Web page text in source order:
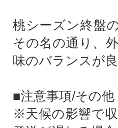
桃シーズン終盤
その名の通り、
味のバランスが良
■注意事項/その他
※天候の影響で